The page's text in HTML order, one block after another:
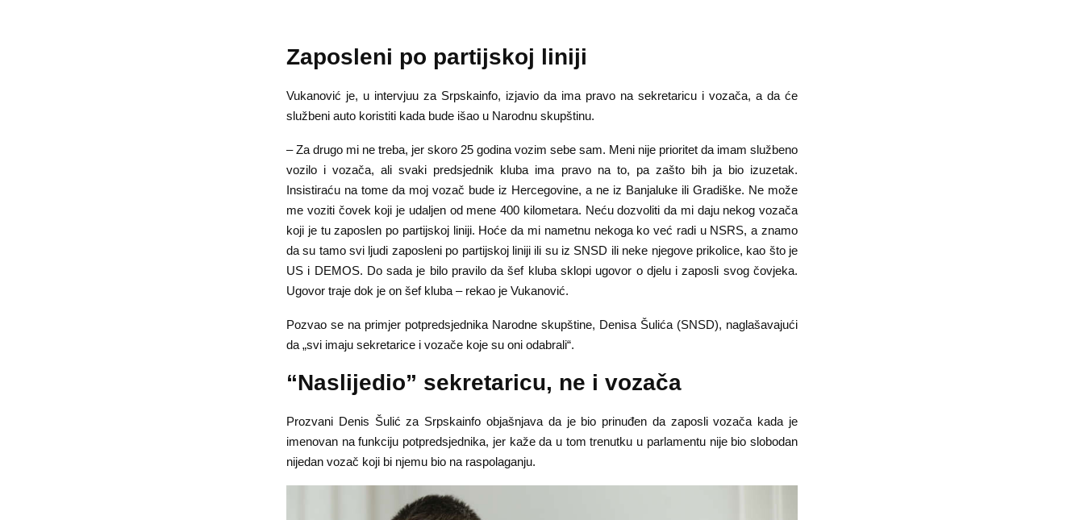
Zaposleni po partijskoj liniji
Vukanović je, u intervjuu za Srpskainfo, izjavio da ima pravo na sekretaricu i vozača, a da će
službeni auto koristiti kada bude išao u Narodnu skupštinu.
– Za drugo mi ne treba, jer skoro 25 godina vozim sebe sam. Meni nije prioritet da imam službeno
vozilo i vozača, ali svaki predsjednik kluba ima pravo na to, pa zašto bih ja bio izuzetak.
Insistiraću na tome da moj vozač bude iz Hercegovine, a ne iz Banjaluke ili Gradiške. Ne može
me voziti čovek koji je udaljen od mene 400 kilometara. Neću dozvoliti da mi daju nekog vozača
koji je tu zaposlen po partijskoj liniji. Hoće da mi nametnu nekoga ko već radi u NSRS, a znamo
da su tamo svi ljudi zaposleni po partijskoj liniji ili su iz SNSD ili neke njegove prikolice, kao što je
US i DEMOS. Do sada je bilo pravilo da šef kluba sklopi ugovor o djelu i zaposli svog čovjeka.
Ugovor traje dok je on šef kluba – rekao je Vukanović.
Pozvao se na primjer potpredsjednika Narodne skupštine, Denisa Šulića (SNSD), naglašavajući
da „svi imaju sekretarice i vozače koje su oni odabrali“.
“Naslijedio” sekretaricu, ne i vozača
Prozvani Denis Šulić za Srpskainfo objašnjava da je bio prinuđen da zaposli vozača kada je
imenovan na funkciju potpredsjednika, jer kaže da u tom trenutku u parlamentu nije bio slobodan
nijedan vozač koji bi njemu bio na raspolaganju.